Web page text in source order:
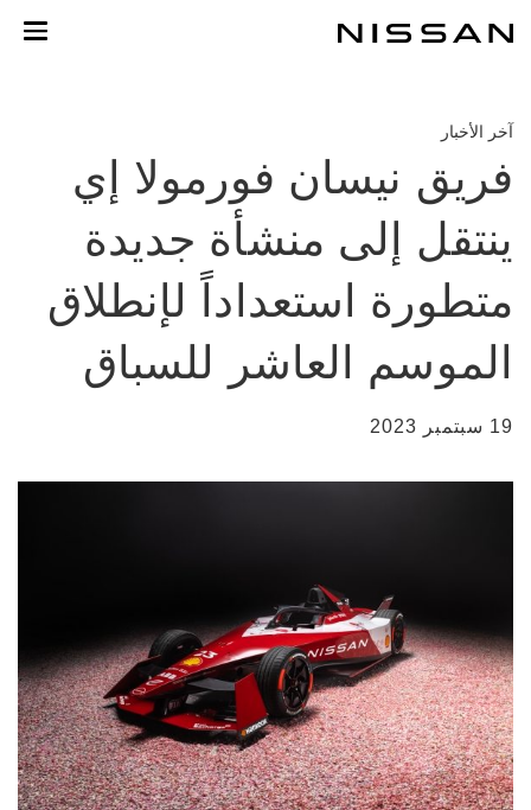
المحتوى
آخر الأخبار
فريق نيسان فورمولا إي
ينتقل إلى منشأة جديدة
متطورة استعداداً لإنطلاق
الموسم العاشر للسباق
19 سبتمبر 2023